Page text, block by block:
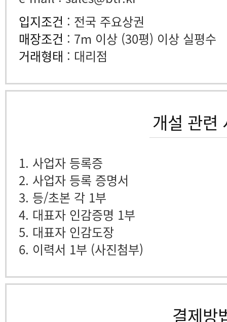
입지조건 : 전국 주요상권
매장조건 : 7m 이상 (30평) 이상 실평수
거래형태 : 대리점
개설 관련
1. 사업자 등록증
2. 사업자 등록 증명서
3. 등/초본 각 1부
4. 대표자 인감증명 1부
5. 대표자 인감도장
6. 이력서 1부 (사진첨부)
결제방